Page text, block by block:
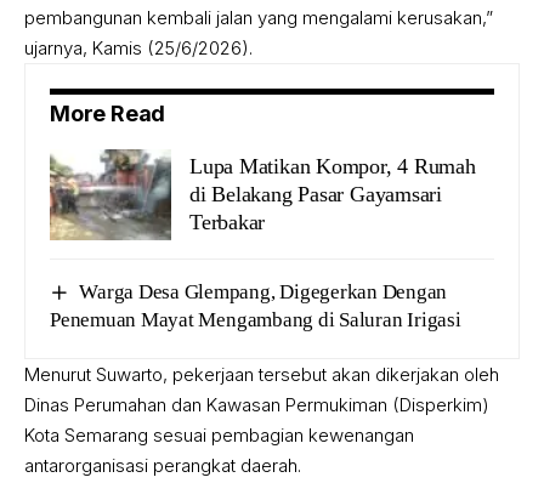
pembangunan kembali jalan yang mengalami kerusakan,”
ujarnya, Kamis (25/6/2026).
More Read
Lupa Matikan Kompor, 4 Rumah
di Belakang Pasar Gayamsari
Terbakar
Warga Desa Glempang, Digegerkan Dengan
Penemuan Mayat Mengambang di Saluran Irigasi
Menurut Suwarto, pekerjaan tersebut akan dikerjakan oleh
Dinas Perumahan dan Kawasan Permukiman (Disperkim)
Kota Semarang sesuai pembagian kewenangan
antarorganisasi perangkat daerah.